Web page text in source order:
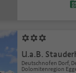
U.a.B.
Deutschnofen Dorf,
Dolomitenregion